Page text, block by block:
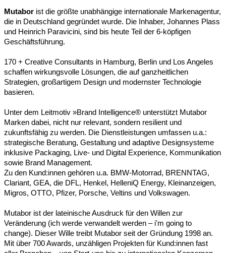
Mutabor ist die größte unabhängige internationale Markenagentur,
die in Deutschland gegründet wurde. Die Inhaber, Johannes Plass
und Heinrich Paravicini, sind bis heute Teil der 6-köpfigen
Geschäftsführung.
170 + Creative Consultants in Hamburg, Berlin und Los Angeles
schaffen wirkungsvolle Lösungen, die auf ganzheitlichen
Strategien, großartigem Design und modernster Technologie
basieren.
Unter dem Leitmotiv »Brand Intelligence® unterstützt Mutabor
Marken dabei, nicht nur relevant, sondern resilient und
zukunftsfähig zu werden. Die Dienstleistungen umfassen u.a.:
strategische Beratung, Gestaltung und adaptive Designsysteme
inklusive Packaging, Live- und Digital Experience, Kommunikation
sowie Brand Management.
Zu den Kund:innen gehören u.a. BMW-Motorrad, BRENNTAG,
Clariant, GEA, die DFL, Henkel, HelleniQ Energy, Kleinanzeigen,
Migros, OTTO, Pfizer, Porsche, Veltins und Volkswagen.
Mutabor ist der lateinische Ausdruck für den Willen zur
Veränderung (ich werde verwandelt werden – i'm going to
change). Dieser Wille treibt Mutabor seit der Gründung 1998 an.
Mit über 700 Awards, unzähligen Projekten für Kund:innen fast